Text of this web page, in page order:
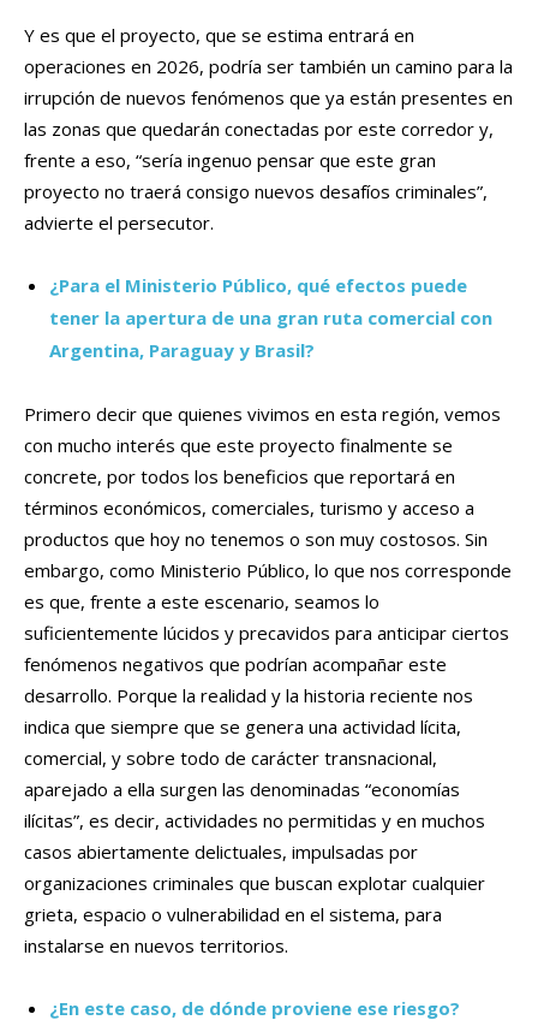
Y es que el proyecto, que se estima entrará en
operaciones en 2026, podría ser también un camino para la
irrupción de nuevos fenómenos que ya están presentes en
las zonas que quedarán conectadas por este corredor y,
frente a eso, “sería ingenuo pensar que este gran
proyecto no traerá consigo nuevos desafíos criminales”,
advierte el persecutor.
¿Para el Ministerio Público, qué efectos puede
tener la apertura de una gran ruta comercial con
Argentina, Paraguay y Brasil?
Primero decir que quienes vivimos en esta región, vemos
con mucho interés que este proyecto finalmente se
concrete, por todos los beneficios que reportará en
términos económicos, comerciales, turismo y acceso a
productos que hoy no tenemos o son muy costosos. Sin
embargo, como Ministerio Público, lo que nos corresponde
es que, frente a este escenario, seamos lo
suficientemente lúcidos y precavidos para anticipar ciertos
fenómenos negativos que podrían acompañar este
desarrollo. Porque la realidad y la historia reciente nos
indica que siempre que se genera una actividad lícita,
comercial, y sobre todo de carácter transnacional,
aparejado a ella surgen las denominadas “economías
ilícitas”, es decir, actividades no permitidas y en muchos
casos abiertamente delictuales, impulsadas por
organizaciones criminales que buscan explotar cualquier
grieta, espacio o vulnerabilidad en el sistema, para
instalarse en nuevos territorios.
¿En este caso, de dónde proviene ese riesgo?